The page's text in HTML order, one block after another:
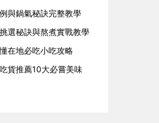
與鍋氣秘訣完整教學
選秘訣與熬煮實戰教學
在地必吃小吃攻略
貨推薦10大必嘗美味